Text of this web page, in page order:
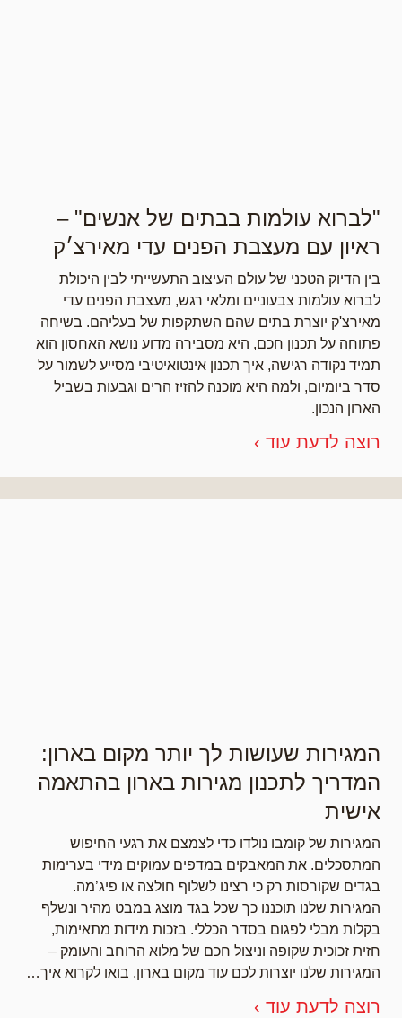
"לברוא עולמות בבתים של אנשים" –
ראיון עם מעצבת הפנים עדי מאירצ׳ק
בין הדיוק הטכני של עולם העיצוב התעשייתי לבין היכולת
לברוא עולמות צבעוניים ומלאי רגש, מעצבת הפנים עדי
מאירצ'ק יוצרת בתים שהם השתקפות של בעליהם. בשיחה
פתוחה על תכנון חכם, היא מסבירה מדוע נושא האחסון הוא
תמיד נקודה רגישה, איך תכנון אינטואיטיבי מסייע לשמור על
סדר ביומיום, ולמה היא מוכנה להזיז הרים וגבעות בשביל
הארון הנכון.
רוצה לדעת עוד ›
המגירות שעושות לך יותר מקום בארון:
המדריך לתכנון מגירות בארון בהתאמה
אישית
המגירות של קומבו נולדו כדי לצמצם את רגעי החיפוש
המתסכלים. את המאבקים במדפים עמוקים מידי בערימות
בגדים שקורסות רק כי רצינו לשלוף חולצה או פיג’מה.
המגירות שלנו תוכננו כך שכל בגד מוצג במבט מהיר ונשלף
בקלות מבלי לפגום בסדר הכללי. בזכות מידות מתאימות,
חזית זכוכית שקופה וניצול חכם של מלוא הרוחב והעומק –
המגירות שלנו יוצרות לכם עוד מקום בארון. בואו לקרוא איך…
רוצה לדעת עוד ›